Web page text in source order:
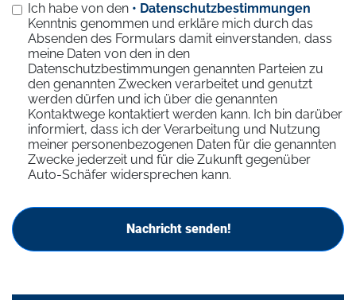
Ich habe von den • Datenschutzbestimmungen
Kenntnis genommen und erkläre mich durch das
Absenden des Formulars damit einverstanden, dass
meine Daten von den in den
Datenschutzbestimmungen genannten Parteien zu
den genannten Zwecken verarbeitet und genutzt
werden dürfen und ich über die genannten
Kontaktwege kontaktiert werden kann. Ich bin darüber
informiert, dass ich der Verarbeitung und Nutzung
meiner personenbezogenen Daten für die genannten
Zwecke jederzeit und für die Zukunft gegenüber
Auto-Schäfer widersprechen kann.
Nachricht senden!